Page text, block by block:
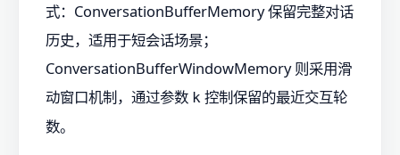
式：ConversationBufferMemory 保留完整对话
历史，适用于短会话场景；
ConversationBufferWindowMemory 则采用滑
动窗口机制，通过参数 k 控制保留的最近交互轮
数。